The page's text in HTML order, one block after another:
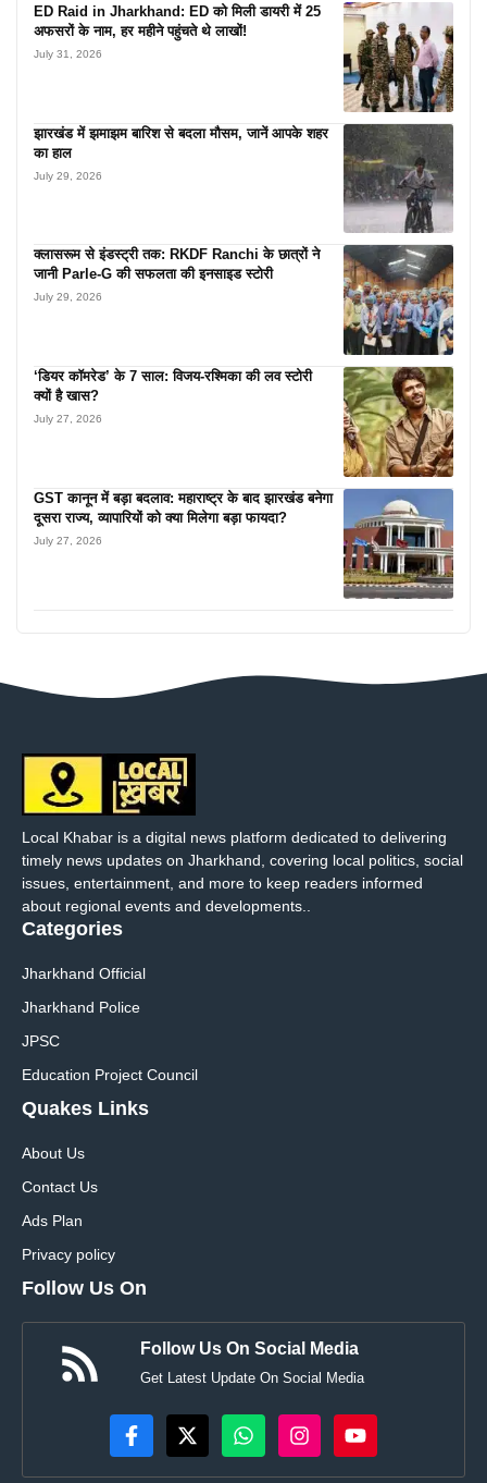
ED Raid in Jharkhand: ED को मिली डायरी में 25
अफसरों के नाम, हर महीने पहुंचते थे लाखों!
July 31, 2026
झारखंड में झमाझम बारिश से बदला मौसम, जानें आपके शहर
का हाल
July 29, 2026
क्लासरूम से इंडस्ट्री तक: RKDF Ranchi के छात्रों ने
जानी Parle-G की सफलता की इनसाइड स्टोरी
July 29, 2026
‘डियर कॉमरेड’ के 7 साल: विजय-रश्मिका की लव स्टोरी
क्यों है खास?
July 27, 2026
GST कानून में बड़ा बदलाव: महाराष्ट्र के बाद झारखंड बनेगा
दूसरा राज्य, व्यापारियों को क्या मिलेगा बड़ा फायदा?
July 27, 2026
Local Khabar is a digital news platform dedicated to delivering
timely news updates on Jharkhand, covering local politics, social
issues, entertainment, and more to keep readers informed
about regional events and developments..
Categories
Jharkhand Official
Jharkhand Police
JPSC
Education Project Council
Quakes Links
About Us
Contact Us
Ads Plan
Privacy policy
Follow Us On
Follow Us On Social Media
Get Latest Update On Social Media